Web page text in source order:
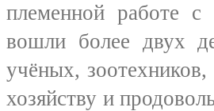
племенной работе
вошли более двух
учёных,
хозяйству и